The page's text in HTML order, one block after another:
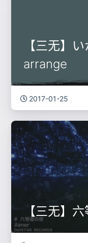
【三无】
arrange
2017-01-25
【三无】